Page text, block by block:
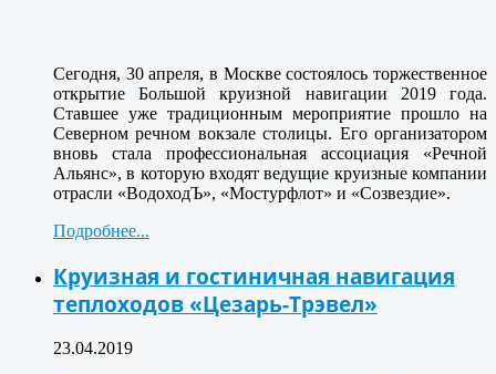
Сегодня, 30 апреля, в Москве состоялось торжественное
открытие Большой круизной навигации 2019 года.
Ставшее уже традиционным мероприятие прошло на
Северном речном вокзале столицы. Его организатором
вновь стала профессиональная ассоциация «Речной
Альянс», в которую входят ведущие круизные компании
отрасли «ВодоходЪ», «Мостурфлот» и «Созвездие».
Подробнее...
Круизная и гостиничная навигация
теплоходов «Цезарь-Трэвел»
23.04.2019